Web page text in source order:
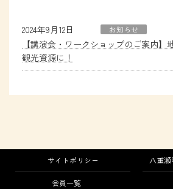
2024年9月12日 お知らせ
【講演会・ワークショップのご案内】
観光資源に！
サイトポリシー 八重
会員一覧